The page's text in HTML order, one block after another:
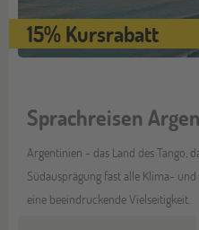
15% Kursrabatt
Sprachreisen
Argentinien - das Land des Tango,
Südausprägung fast alle Klima-
eine beeindruckende Vielseitigkeit.